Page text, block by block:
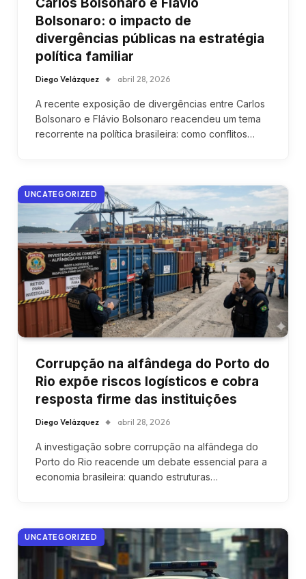
Bolsonaro: o impacto de
divergências públicas na estratégia
política familiar
Diego Velázquez abril 28, 2026
A recente exposição de divergências entre Carlos
Bolsonaro e Flávio Bolsonaro reacendeu um tema
recorrente na política brasileira: como conflitos…
UNCATEGORIZED
Corrupção na alfândega do Porto do
Rio expõe riscos logísticos e cobra
resposta firme das instituições
Diego Velázquez abril 28, 2026
A investigação sobre corrupção na alfândega do
Porto do Rio reacende um debate essencial para a
economia brasileira: quando estruturas…
UNCATEGORIZED